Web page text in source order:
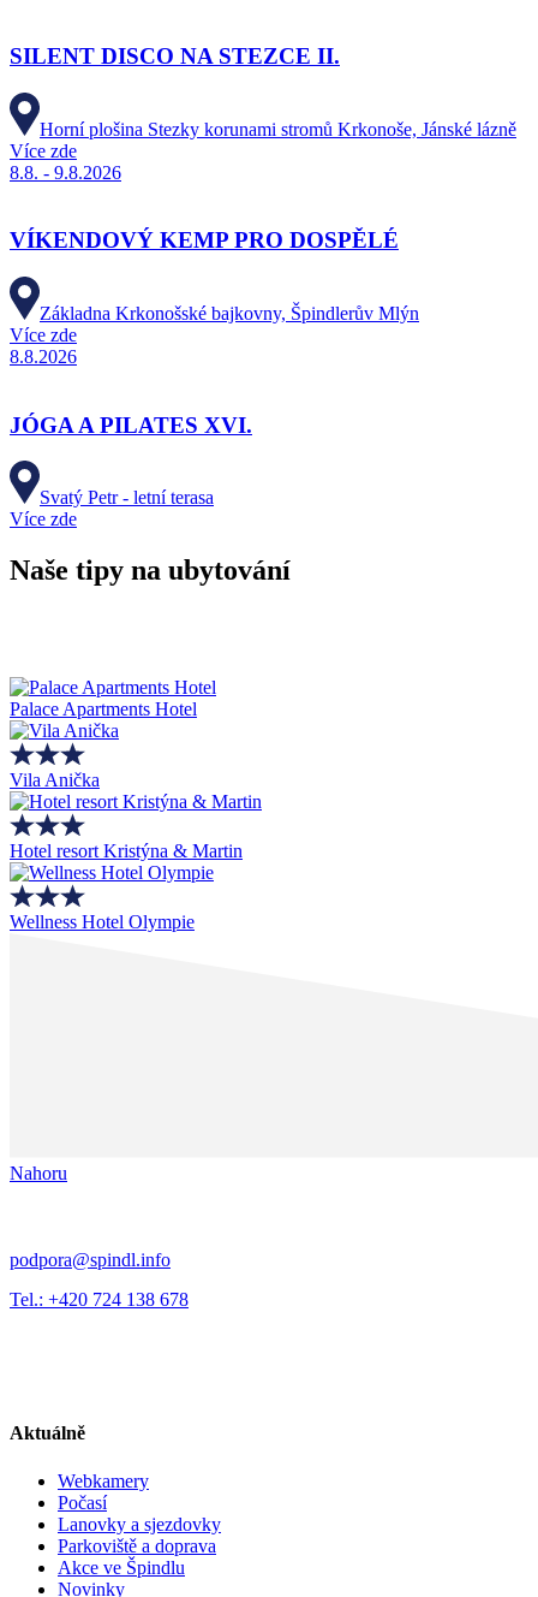
SILENT DISCO NA STEZCE II.
Horní plošina Stezky korunami stromů Krkonoše, Jánské lázně
Více zde
8.8. - 9.8.2026
VÍKENDOVÝ KEMP PRO DOSPĚLÉ
Základna Krkonošské bajkovny, Špindlerův Mlýn
Více zde
8.8.2026
JÓGA A PILATES XVI.
Svatý Petr - letní terasa
Více zde
Naše tipy na ubytování
Palace Apartments Hotel
Vila Anička
Hotel resort Kristýna & Martin
Wellness Hotel Olympie
Nahoru
podpora@spindl.info
Tel.: +420 724 138 678
Aktuálně
Webkamery
Počasí
Lanovky a sjezdovky
Parkoviště a doprava
Akce ve Špindlu
Novinky